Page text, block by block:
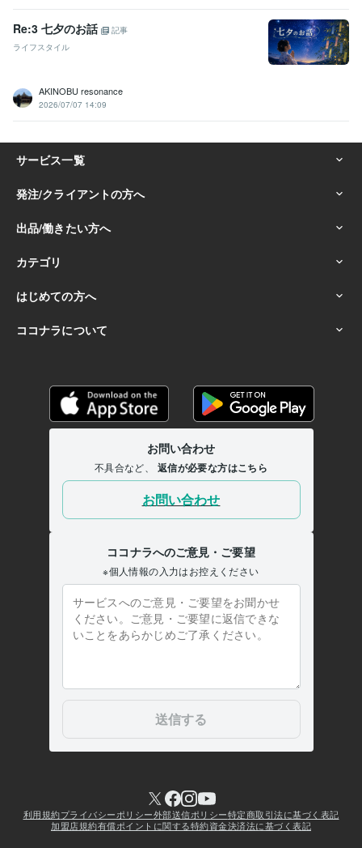
Re:3 七夕のお話
記事
ライフスタイル
AKINOBU resonance
2026/07/07 14:09